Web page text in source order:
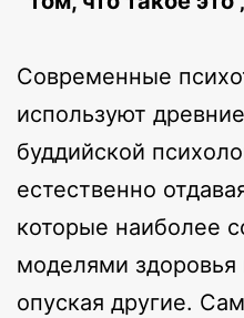
Современные
используют
буддийской
естественно
которые наиболее
моделями здоровья
опуская другие.